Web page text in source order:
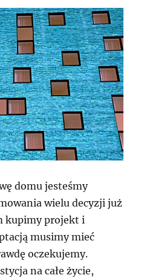
domu jesteśmy
wielu decyzji już
kupimy projekt i
musimy mieć
oczekujemy.
na całe życie,